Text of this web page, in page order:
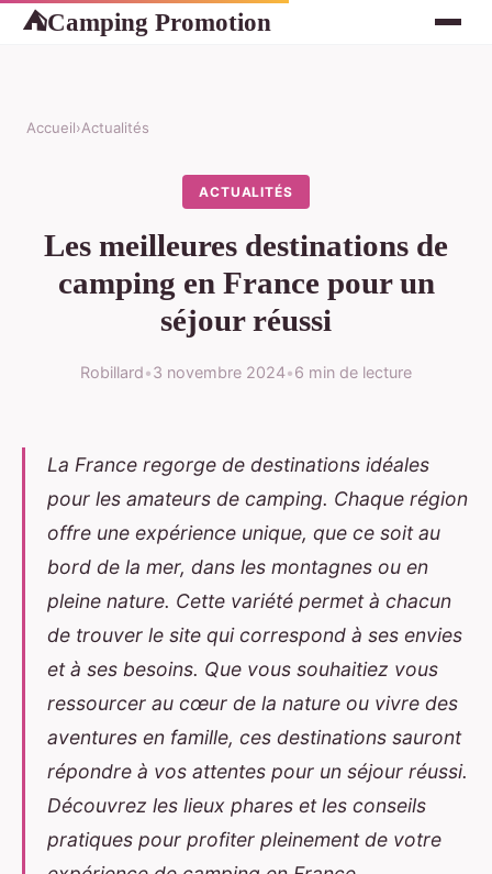
⛺Camping Promotion
Accueil›Actualités
ACTUALITÉS
Les meilleures destinations de
camping en France pour un
séjour réussi
Robillard•3 novembre 2024•6 min de lecture
La France regorge de destinations idéales
pour les amateurs de camping. Chaque région
offre une expérience unique, que ce soit au
bord de la mer, dans les montagnes ou en
pleine nature. Cette variété permet à chacun
de trouver le site qui correspond à ses envies
et à ses besoins. Que vous souhaitiez vous
ressourcer au cœur de la nature ou vivre des
aventures en famille, ces destinations sauront
répondre à vos attentes pour un séjour réussi.
Découvrez les lieux phares et les conseils
pratiques pour profiter pleinement de votre